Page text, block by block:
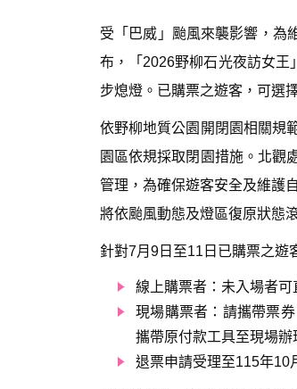
受「巴威」颱風來襲影響，為
布，「2026野柳石光夜訪女王
步熄燈。已購票之遊客，可選
依野柳地質公園開閉園相關規
園區依規採取閉園措施。北觀
管理，為確保遊客安全及維護
將依颱風動態及燈區復原狀態
針對7月9日至11日已購票之遊
線上購票者：未入場者可
現場購票者：請攜帶票
攜帶原付款工具至現場辦
退票申請受理至115年10